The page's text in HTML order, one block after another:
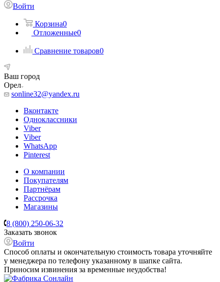
Войти
Корзина0
Отложенные0
Сравнение товаров0
Ваш город
Орел
sonline32@yandex.ru
Вконтакте
Одноклассники
Viber
Viber
WhatsApp
Pinterest
О компании
Покупателям
Партнёрам
Рассрочка
Магазины
8 (800) 250-06-32
Заказать звонок
Войти
Способ оплаты и окончательную стоимость товара уточняйте
у менеджера по телефону указанному в шапке сайта.
Приносим извинения за временные неудобства!